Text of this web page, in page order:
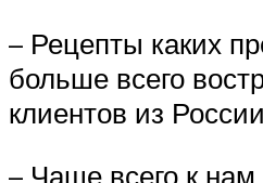
– Рецепты каких
больше всего
клиентов из
– Чаще всего к